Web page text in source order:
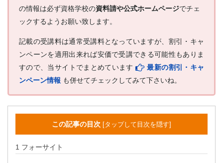
の情報は必ず資格学校の資料請や公式ホームページでチェ
ックするようお願い致します。
記載の受講料は通常受講料となっていますが、割引・キャ
ンペーンを適用出来れば安価で受講できる可能性もありま
すので、当サイトでまとめています
最新の割引・キャ
ンペーン情報 も併せてチェックしてみて下さいね。
この記事の目次 [タップして目次を隠す]
1 フォーサイト